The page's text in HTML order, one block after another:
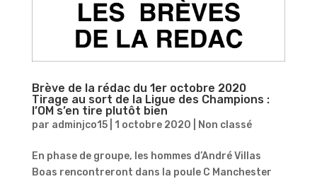
Brève de la rédac du 1er octobre 2020
Tirage au sort de la Ligue des Champions :
l’OM s’en tire plutôt bien
par adminjco15| 1 octobre 2020 Non classé
En phase de groupe, les hommes d’André Villas
Boas rencontreront dans la poule C Manchester